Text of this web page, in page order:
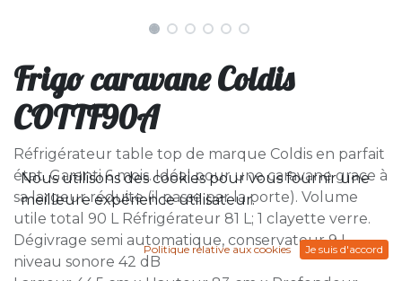
Frigo caravane Coldis
COTTF90A
Réfrigérateur table top de marque Coldis en parfait
état. Garanti 6 mois. Idéal pour une caravane grace à
sa largeur réduite (il passe par la porte). Volume
utile total 90 L Réfrigérateur 81 L; 1 clayette verre.
Dégivrage semi automatique, conservateur 9 L
niveau sonore 42 dB
Nous utilisons des cookies pour vous fournir une
meilleure expérience utilisateur.
Politique relative aux cookies Je suis d'accord